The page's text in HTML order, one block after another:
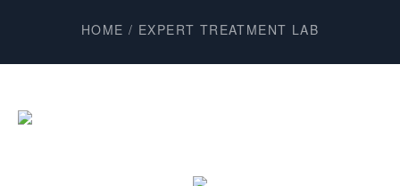
HOME / EXPERT TREATMENT LAB